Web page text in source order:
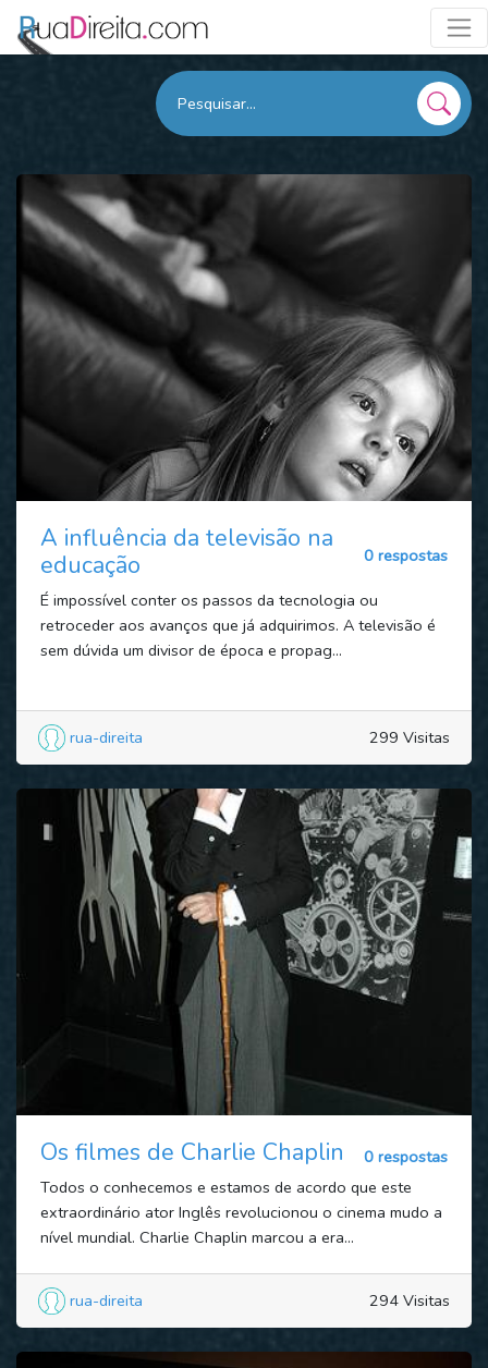
A influência da televisão na
educação
0 respostas
É impossível conter os passos da tecnologia ou
retroceder aos avanços que já adquirimos. A televisão é
sem dúvida um divisor de época e propag...
rua-direita 299 Visitas
Os filmes de Charlie Chaplin
0 respostas
Todos o conhecemos e estamos de acordo que este
extraordinário ator Inglês revolucionou o cinema mudo a
nível mundial. Charlie Chaplin marcou a era...
rua-direita 294 Visitas